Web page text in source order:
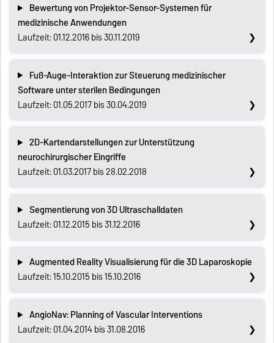
Bewertung von Projektor-Sensor-Systemen für
medizinische Anwendungen
Laufzeit: 01.12.2016 bis 30.11.2019
Fuß-Auge-Interaktion zur Steuerung medizinischer
Software unter sterilen Bedingungen
Laufzeit: 01.05.2017 bis 30.04.2019
2D-Kartendarstellungen zur Unterstützung
neurochirurgischer Eingriffe
Laufzeit: 01.03.2017 bis 28.02.2018
Segmentierung von 3D Ultraschalldaten
Laufzeit: 01.12.2015 bis 31.12.2016
Augmented Reality Visualisierung für die 3D Laparoskopie
Laufzeit: 15.10.2015 bis 15.10.2016
AngioNav: Planning of Vascular Interventions
Laufzeit: 01.04.2014 bis 31.08.2016